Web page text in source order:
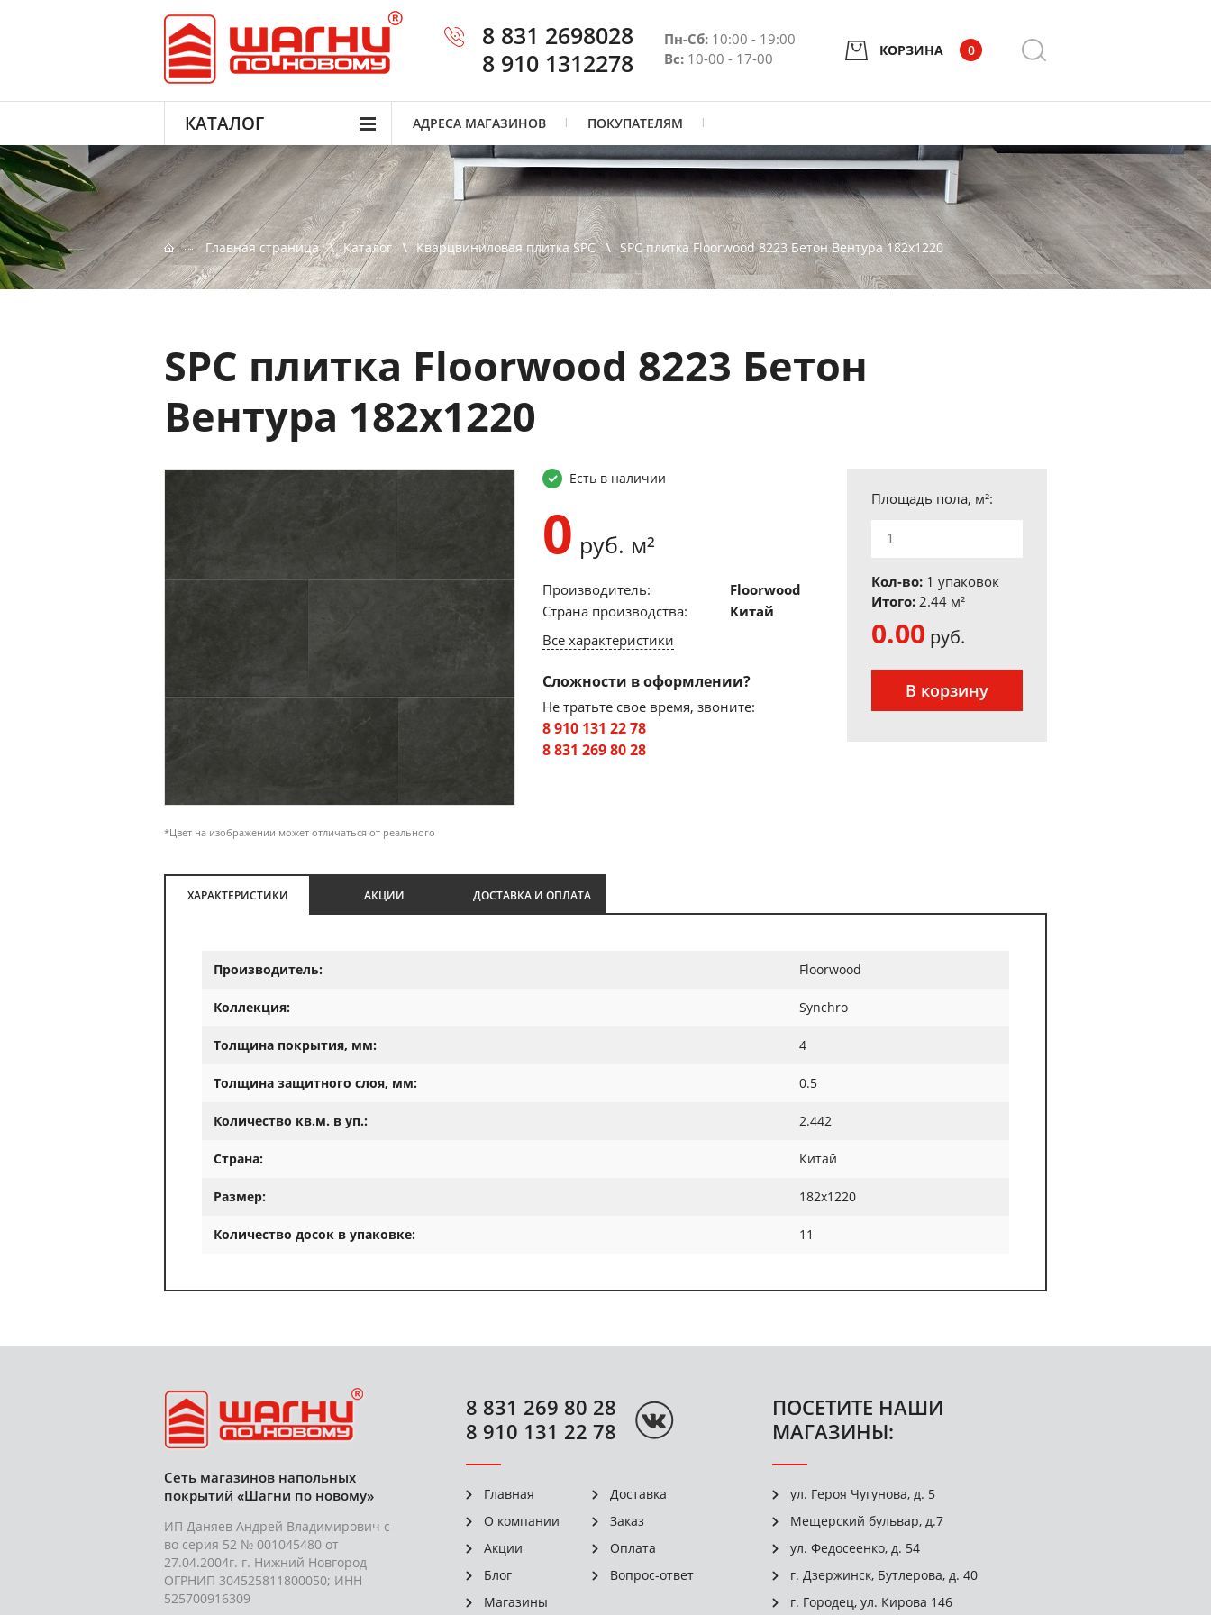
8 831 2698028
8 910 1312278
Пн-Сб: 10:00 - 19:00
Вс: 10-00 - 17-00 КОРЗИНА 0
КАТАЛОГ АДРЕСА МАГАЗИНОВ ПОКУПАТЕЛЯМ
Главная страница Каталог Кварцвиниловая плитка SPC SPC плитка Floorwood 8223 Бетон Вентура 182х1220
SPC плитка Floorwood 8223 Бетон
Вентура 182х1220
*Цвет на изображении может отличаться от реального
Есть в наличии
0 руб. м²
Производитель:
Floorwood
Страна производства:
Китай
Все характеристики
Сложности в оформлении?
Не тратьте свое время, звоните:
8 910 131 22 78
8 831 269 80 28
Площадь пола, м²:
Кол-во: 1 упаковок
Итого: 2.44 м²
0.00 руб.
В корзину
ХАРАКТЕРИСТИКИ АКЦИИ ДОСТАВКА И ОПЛАТА
Производитель: Floorwood
Коллекция: Synchro
Толщина покрытия, мм: 4
Толщина защитного слоя, мм: 0.5
Количество кв.м. в уп.: 2.442
Страна: Китай
Размер: 182х1220
Количество досок в упаковке: 11
Сеть магазинов напольных
покрытий «Шагни по новому»
ИП Даняев Андрей Владимирович с-
во серия 52 № 001045480 от
27.04.2004г. г. Нижний Новгород
ОГРНИП 304525811800050; ИНН
525700916309
8 831 269 80 28
8 910 131 22 78
Главная
О компании
Акции
Блог
Магазины
Доставка
Заказ
Оплата
Вопрос-ответ
ПОСЕТИТЕ НАШИ
МАГАЗИНЫ:
ул. Героя Чугунова, д. 5
Мещерский бульвар, д.7
ул. Федосеенко, д. 54
г. Дзержинск, Бутлерова, д. 40
г. Городец, ул. Кирова 146